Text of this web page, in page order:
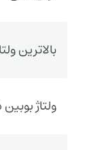
بالاترین
ولتاژ